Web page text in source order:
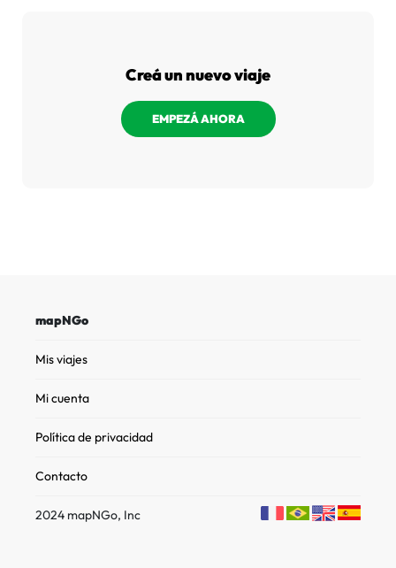
Creá un nuevo viaje
EMPEZÁ AHORA
mapNGo
Mis viajes
Mi cuenta
Política de privacidad
Contacto
2024 mapNGo, Inc